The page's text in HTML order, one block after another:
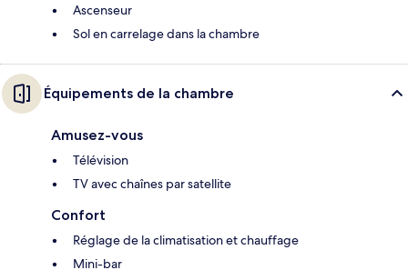
Ascenseur
Sol en carrelage dans la chambre
Équipements de la chambre
Amusez-vous
Télévision
TV avec chaînes par satellite
Confort
Réglage de la climatisation et chauffage
Mini-bar